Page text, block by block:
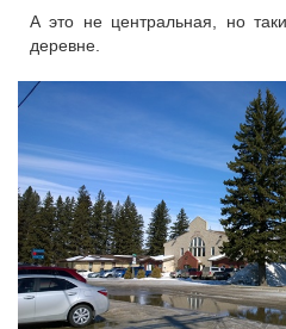
А это не центральная, но
деревне.